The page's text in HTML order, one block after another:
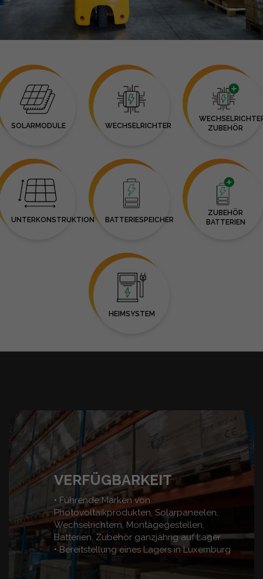
SOLARMODULE WECHSELRICHTER
ZUBEHÖR
UNTERKONSTRUKTION BATTERIESPEICHER
ZUBEHÖR
BATTERIEN
HEIMSYSTEM
VERFÜGBARKEIT
• Führende Marken von
Photovoltaikprodukten, Solarpaneelen,
Wechselrichtern, Montagegestellen,
Batterien, Zubehör ganzjährig auf Lager.
• Bereitstellung eines Lagers in Luxemburg